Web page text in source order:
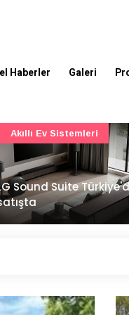
Haberler Galeri
Havalimanı'nın
pistinde sona doğru
Ulaşım